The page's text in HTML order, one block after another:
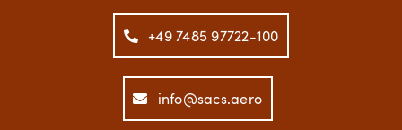
+49 7485 97722-100
info@sacs.aero